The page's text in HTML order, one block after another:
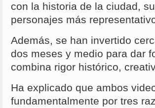
con la historia de la ciudad,
personajes más
Además, se han invertido
dos meses y medio para dar
combina rigor histórico,
Ha explicado que ambos
fundamentalmente por tres